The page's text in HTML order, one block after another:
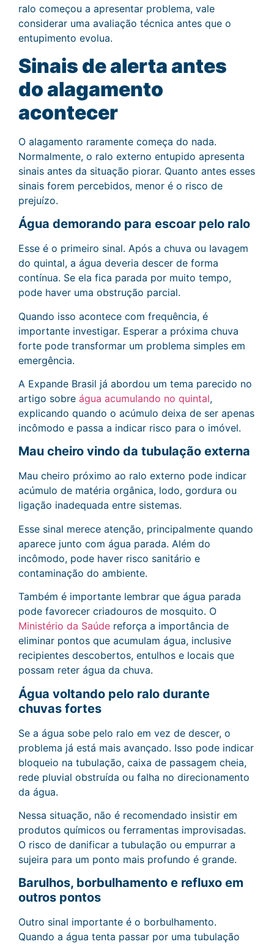
ralo começou a apresentar problema, vale
considerar uma avaliação técnica antes que o
entupimento evolua.
Sinais de alerta antes
do alagamento
acontecer
O alagamento raramente começa do nada.
Normalmente, o ralo externo entupido apresenta
sinais antes da situação piorar. Quanto antes esses
sinais forem percebidos, menor é o risco de
prejuízo.
Água demorando para escoar pelo ralo
Esse é o primeiro sinal. Após a chuva ou lavagem
do quintal, a água deveria descer de forma
contínua. Se ela fica parada por muito tempo,
pode haver uma obstrução parcial.
Quando isso acontece com frequência, é
importante investigar. Esperar a próxima chuva
forte pode transformar um problema simples em
emergência.
A Expande Brasil já abordou um tema parecido no
artigo sobreágua acumulando no quintal,
explicando quando o acúmulo deixa de ser apenas
incômodo e passa a indicar risco para o imóvel.
Mau cheiro vindo da tubulação externa
Mau cheiro próximo ao ralo externo pode indicar
acúmulo de matéria orgânica, lodo, gordura ou
ligação inadequada entre sistemas.
Esse sinal merece atenção, principalmente quando
aparece junto com água parada. Além do
incômodo, pode haver risco sanitário e
contaminação do ambiente.
Também é importante lembrar que água parada
pode favorecer criadouros de mosquito. O
Ministério da Saúde reforça a importância de
eliminar pontos que acumulam água, inclusive
recipientes descobertos, entulhos e locais que
possam reter água da chuva.
Água voltando pelo ralo durante
chuvas fortes
Se a água sobe pelo ralo em vez de descer, o
problema já está mais avançado. Isso pode indicar
bloqueio na tubulação, caixa de passagem cheia,
rede pluvial obstruída ou falha no direcionamento
da água.
Nessa situação, não é recomendado insistir em
produtos químicos ou ferramentas improvisadas.
O risco de danificar a tubulação ou empurrar a
sujeira para um ponto mais profundo é grande.
Barulhos, borbulhamento e refluxo em
outros pontos
Outro sinal importante é o borbulhamento.
Quando a água tenta passar por uma tubulação